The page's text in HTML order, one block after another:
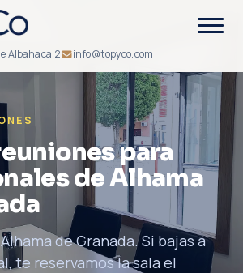
Albahaca 2 info@topyco.com
para
de Alhama
de Granada. Si bajas a
te reservamos la sala el